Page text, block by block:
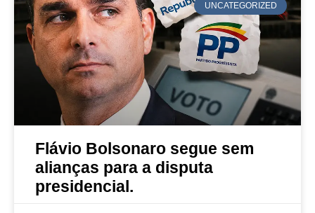
UNCATEGORIZED
Flávio Bolsonaro segue sem
alianças para a disputa
presidencial.